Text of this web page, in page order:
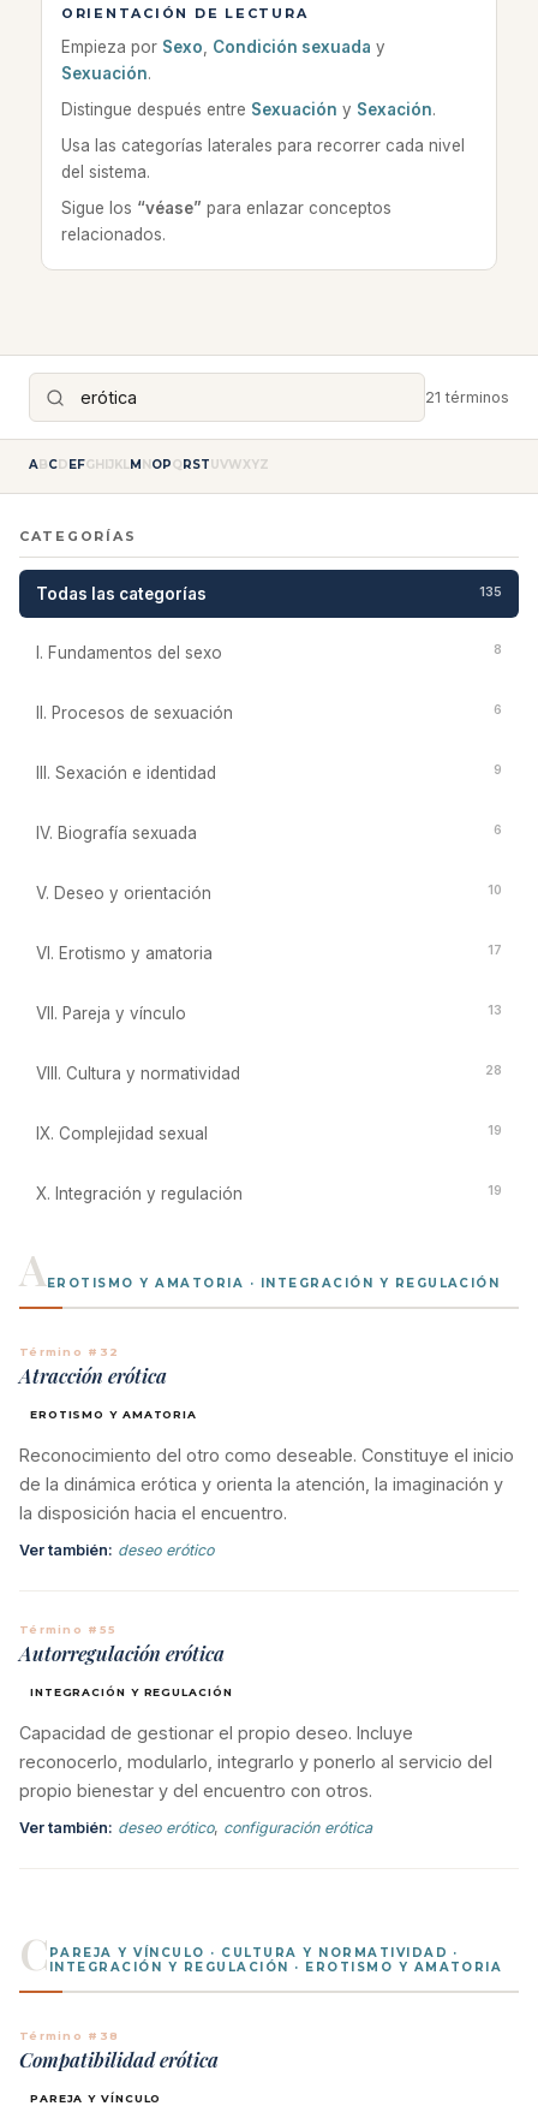
ORIENTACIÓN DE LECTURA
Empieza por Sexo Condición sexuada y
Sexuación.
Distingue después entre Sexuación y Sexación.
Usa las categorías laterales para recorrer cada nivel
del sistema.
Sigue los “véase” para enlazar conceptos
relacionados.
21 términos
ABCDEFGHIJKL MNOPQRSTUVWXYZ
CATEGORÍAS
Todas las categorías 135
I. Fundamentos del sexo 8
II. Procesos de sexuación 6
III. Sexación e identidad 9
IV. Biografía sexuada 6
V. Deseo y orientación 10
VI. Erotismo y amatoria 17
VII. Pareja y vínculo 13
VIII. Cultura y normatividad 28
IX. Complejidad sexual 19
X. Integración y regulación 19
AEROTISMO Y AMATORIA · INTEGRACIÓN Y REGULACIÓN
Término #32
Atracción erótica
EROTISMO Y AMATORIA
Reconocimiento del otro como deseable. Constituye el inicio
de la dinámica erótica y orienta la atención, la imaginación y
la disposición hacia el encuentro.
Ver también: deseo erótico
Término #55
Autorregulación erótica
INTEGRACIÓN Y REGULACIÓN
Capacidad de gestionar el propio deseo. Incluye
reconocerlo, modularlo, integrarlo y ponerlo al servicio del
propio bienestar y del encuentro con otros.
Ver también: deseo erótico, configuración erótica
C PAREJA Y VÍNCULO · CULTURA Y NORMATIVIDAD ·
INTEGRACIÓN Y REGULACIÓN · EROTISMO Y AMATORIA
Término #38
Compatibilidad erótica
PAREJA Y VÍNCULO